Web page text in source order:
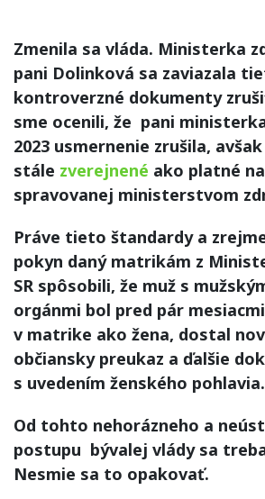
Zmenila sa vláda. Ministerka
pani Dolinková sa zaviazala
kontroverzné dokumenty
sme ocenili, že pani
2023 usmernenie zrušila,
stále zverejnené ako platné
spravovanej ministerstvom
Práve tieto štandardy a
pokyn daný matrikám z
SR spôsobili, že muž s
orgánmi bol pred pár mesiacmi
v matrike ako žena, dostal
občiansky preukaz a ďalšie
s uvedením ženského pohlavia.
Od tohto nehorázneho a
postupu bývalej vlády sa
Nesmie sa to opakovať.